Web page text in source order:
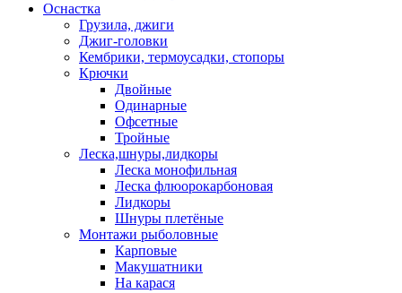
Оснастка
Грузила, джиги
Джиг-головки
Кембрики, термоусадки, стопоры
Крючки
Двойные
Одинарные
Офсетные
Тройные
Леска,шнуры,лидкоры
Леска монофильная
Леска флюорокарбоновая
Лидкоры
Шнуры плетёные
Монтажи рыболовные
Карповые
Макушатники
На карася